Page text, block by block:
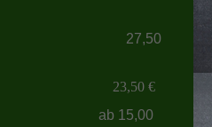
27,50
23,50 €
15,00